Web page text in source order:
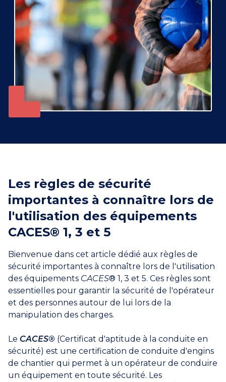
Les règles de sécurité
importantes à connaître lors de
l'utilisation des équipements
CACES® 1, 3 et 5
Bienvenue dans cet article dédié aux règles de
sécurité importantes à connaître lors de l'utilisation
des équipements CACES® 1, 3 et 5. Ces règles sont
essentielles pour garantir la sécurité de l'opérateur
et des personnes autour de lui lors de la
manipulation des charges.
Le CACES® (Certificat d'aptitude à la conduite en
sécurité) est une certification de conduite d'engins
de chantier qui permet à un opérateur de conduire
un équipement en toute sécurité. Les